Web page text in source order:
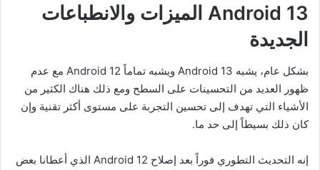
Android 13 الميزات والانطباعات
الجديدة
بشكل عام، يشبه Android 13 ويشبه تماماً Android 12 مع عدم
ظهور العديد من التحسينات على السطح ومع ذلك هناك الكثير من
الأشياء التي تهدف إلى تحسين التجربة على مستوى أكثر تقنية وإن
كان ذلك بسيطاً إلى حد ما.
إنه التحديث التطوري فوراً بعد إصلاح Android 12 الذي أعطانا بعض